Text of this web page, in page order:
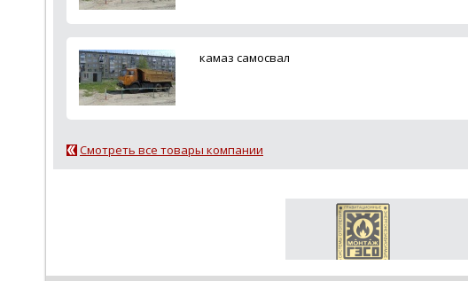
камаз самосвал
Смотреть все товары компании